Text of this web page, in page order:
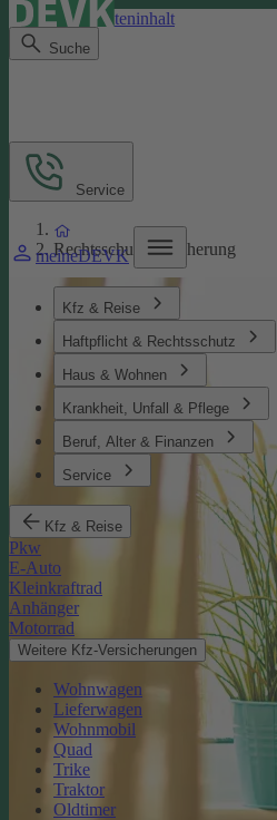
Direkt zum Seiteninhalt
Suche
meineDEVK
Kfz & Reise
Haftpflicht & Rechtsschutz
Haus & Wohnen
Krankheit, Unfall & Pflege
Beruf, Alter & Finanzen
Service
Kfz & Reise
Pkw
E-Auto
Kleinkraftrad
Anhänger
Motorrad
Weitere Kfz-Versicherungen
Wohnwagen
Lieferwagen
Wohnmobil
Quad
Trike
Traktor
Oldtimer
Service
Rechtsschutzversicherung